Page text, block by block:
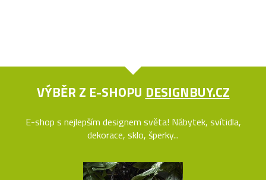
VÝBĚR Z E-SHOPU DESIGNBUY.CZ
E-shop s nejlepším designem světa! Nábytek, svítidla,
dekorace, sklo, šperky...